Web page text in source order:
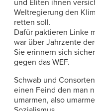
und Eliten ihnen
Weltregierung den
retten soll.
Dafür paktieren Linke
war über Jahrzente
Sie erinnern sich
gegen das WEF.
Schwab und
einen Feind den man
umarmen, also